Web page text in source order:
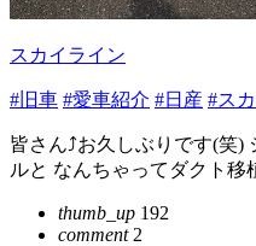
スカイライン
#旧車 #愛車紹介 #日産 #ス
皆さん⤴️お久しぶりです(笑)
ルと なんちゃってダクト移
thumb_up 192
comment2